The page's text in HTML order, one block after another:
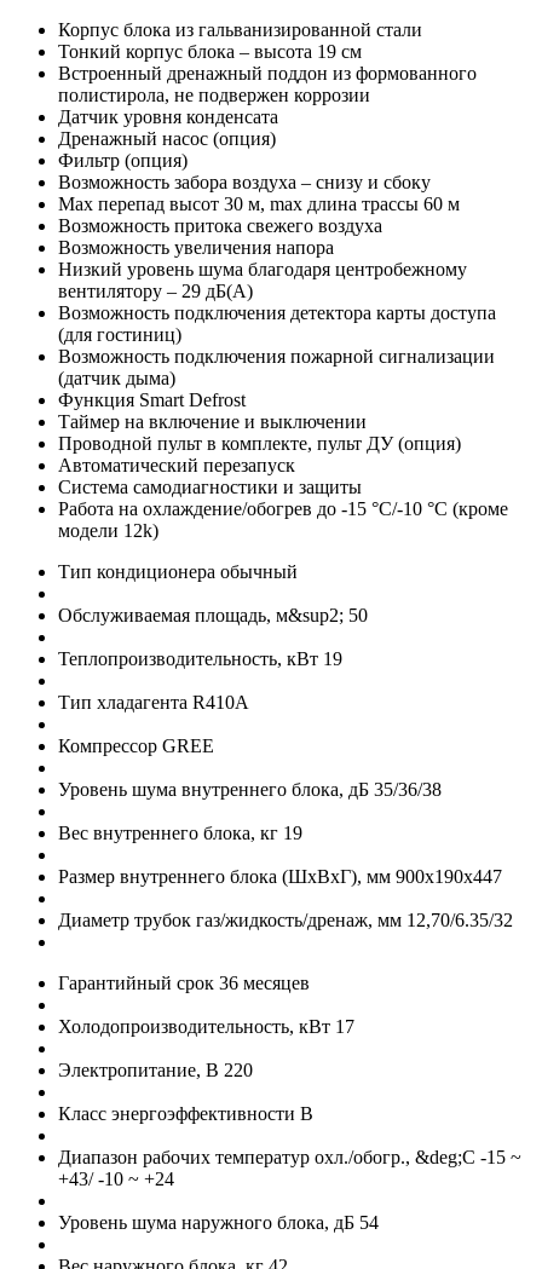
Корпус блока из гальванизированной стали
Тонкий корпус блока – высота 19 см
Встроенный дренажный поддон из формованного
полистирола, не подвержен коррозии
Датчик уровня конденсата
Дренажный насос (опция)
Фильтр (опция)
Возможность забора воздуха – снизу и сбоку
Max перепад высот 30 м, max длина трассы 60 м
Возможность притока свежего воздуха
Возможность увеличения напора
Низкий уровень шума благодаря центробежному
вентилятору – 29 дБ(А)
Возможность подключения детектора карты доступа
(для гостиниц)
Возможность подключения пожарной сигнализации
(датчик дыма)
Функция Smart Defrost
Таймер на включение и выключении
Проводной пульт в комплекте, пульт ДУ (опция)
Автоматический перезапуск
Система самодиагностики и защиты
Работа на охлаждение/обогрев до -15 °С/-10 °С (кроме
модели 12k)
Тип кондиционера обычный
Обслуживаемая площадь, м&sup2; 50
Теплопроизводительность, кВт 19
Тип хладагента R410A
Компрессор GREE
Уровень шума внутреннего блока, дБ 35/36/38
Вес внутреннего блока, кг 19
Размер внутреннего блока (ШхВхГ), мм 900x190x447
Диаметр трубок газ/жидкость/дренаж, мм 12,70/6.35/32
Гарантийный срок 36 месяцев
Холодопроизводительность, кВт 17
Электропитание, В 220
Класс энергоэффективности B
Диапазон рабочих температур охл./обогр., &deg;C -15 ~
+43/ -10 ~ +24
Уровень шума наружного блока, дБ 54